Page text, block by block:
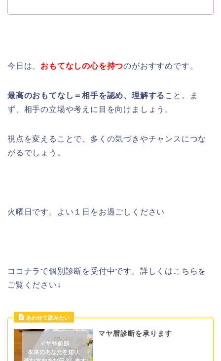
今日は、 おもてなしの心を持つのがおすすめです。
最高のおもてなし＝相手を認め、理解する こと。ま
ず、相手の立場や考えに目を向けましょう。
視点を変えることで、多くの気づきやチャンスにつな
がるでしょう。
火曜日です。よい１日をお過ごしください
ココナラで個別診断を受付中です。詳しくはこちらを
ご覧ください↓
マヤ暦診断を承ります